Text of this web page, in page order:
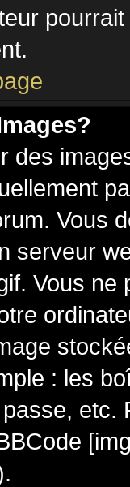
des
Vous
serveur
Vous
: les
etc.